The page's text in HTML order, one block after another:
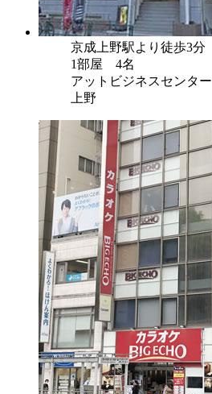
京成上野駅より徒歩3分
1部屋 4名
アットビジネスセンター
上野